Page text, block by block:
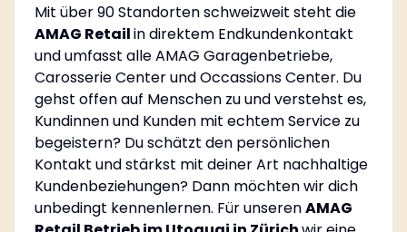
Mit über 90 Standorten schweizweit steht die
AMAG Retailin direktem Endkundenkontakt
und umfasst alle AMAG Garagenbetriebe,
Carosserie Center und Occassions Center. Du
gehst offen auf Menschen zu und verstehst es,
Kundinnen und Kunden mit echtem Service zu
begeistern? Du schätzt den persönlichen
Kontakt und stärkst mit deiner Art nachhaltige
Kundenbeziehungen? Dann möchten wir dich
unbedingt kennenlernen. Für unserenAMAG